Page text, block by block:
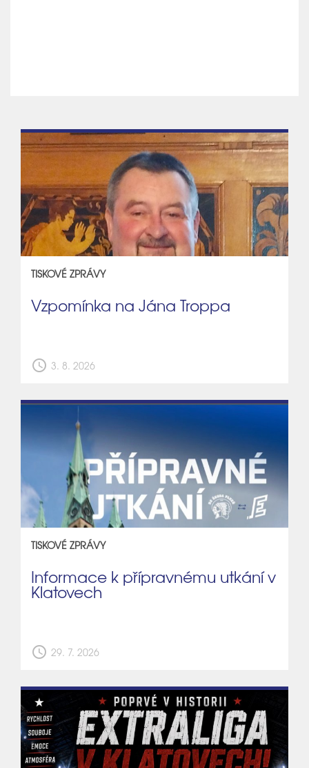
TISKOVÉ ZPRÁVY
Vzpomínka na Jána Troppa
schedule 3. 8. 2026
TISKOVÉ ZPRÁVY
Informace k přípravnému utkání v
Klatovech
schedule 29. 7. 2026